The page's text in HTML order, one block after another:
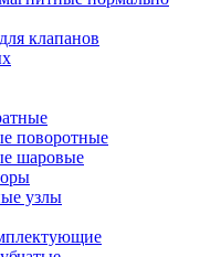
клапанов
поворотные
шаровые
узлы